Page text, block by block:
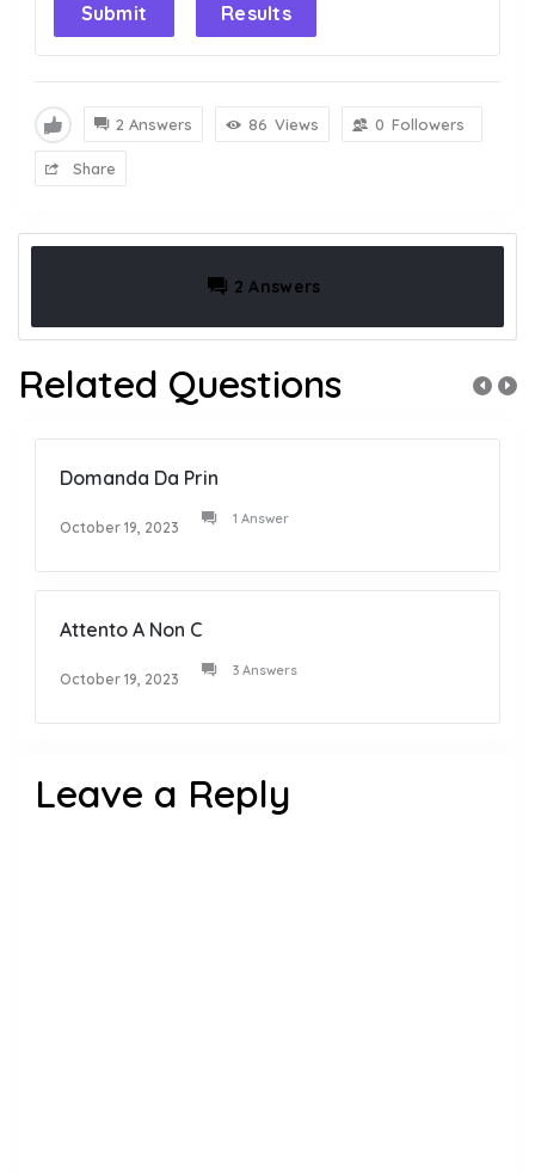
Submit Results
2 Answers 86 Views 0 Followers
Share
2 Answers
Related Questions
Domanda Da Prin
October 19, 2023 1 Answer
Attento A Non C
October 19, 2023 3 Answers
Leave a Reply